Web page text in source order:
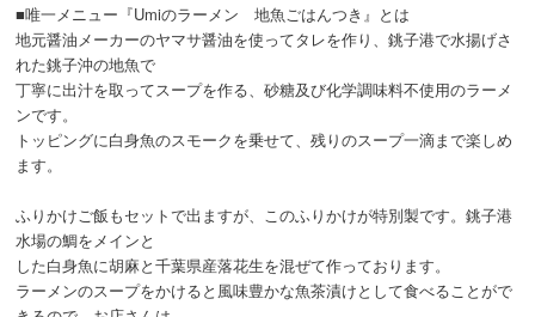
■唯一メニュー『Umiのラーメン 地魚ごはんつき』とは
地元醤油メーカーのヤマサ醤油を使ってタレを作り、銚子港で水揚げさ
れた銚子沖の地魚で
丁寧に出汁を取ってスープを作る、砂糖及び化学調味料不使用のラーメ
ンです。
トッピングに白身魚のスモークを乗せて、残りのスープ一滴まで楽しめ
ます。
ふりかけご飯もセットで出ますが、このふりかけが特別製です。銚子港
水場の鯛をメインと
した白身魚に胡麻と千葉県産落花生を混ぜて作っております。
ラーメンのスープをかけると風味豊かな魚茶漬けとして食べることがで